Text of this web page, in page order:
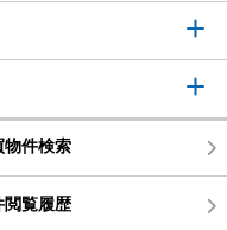
物件検索
閲覧履歴